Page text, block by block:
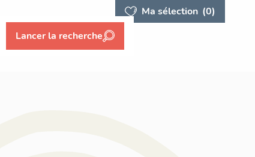
Ma sélection (0)
Lancer la recherche